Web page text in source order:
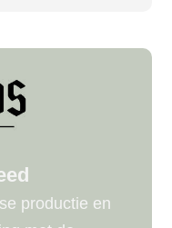
productie en